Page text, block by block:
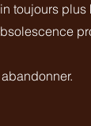
toujours